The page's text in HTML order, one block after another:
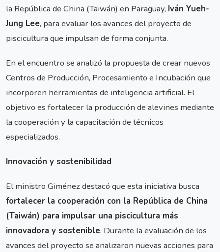
la República de China (Taiwán) en Paraguay, Iván Yueh-
Jung Lee, para evaluar los avances del proyecto de
piscicultura que impulsan de forma conjunta.
En el encuentro se analizó la propuesta de crear nuevos
Centros de Producción, Procesamiento e Incubación que
incorporen herramientas de inteligencia artificial. El
objetivo es fortalecer la producción de alevines mediante
la cooperación y la capacitación de técnicos
especializados.
Innovación y sostenibilidad
El ministro Giménez destacó que esta iniciativa busca
fortalecer la cooperación con la República de China
(Taiwán) para impulsar una piscicultura más
innovadora y sostenible. Durante la evaluación de los
avances del proyecto se analizaron nuevas acciones para